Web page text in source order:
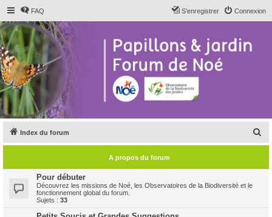
FAQ Connexion
S’enregistrer
Index du forum
e
A propos du forum
Pour débuter
Découvrez les missions de Noé, les Observatoires de la Biodiversité et le
fonctionnement global du forum.
Sujets : 33